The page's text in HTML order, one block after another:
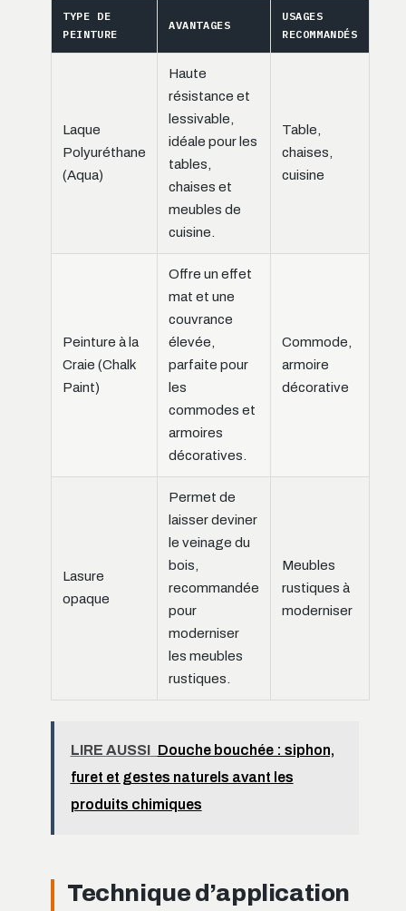
TYPE DE
PEINTURE
AVANTAGES
USAGES
RECOMMANDÉS
Laque
Polyuréthane
(Aqua)
Haute
résistance et
lessivable,
idéale pour les
tables,
chaises et
meubles de
cuisine.
Table,
chaises,
cuisine
Peinture à la
Craie (Chalk
Paint)
Offre un effet
mat et une
couvrance
élevée,
parfaite pour
les
commodes et
armoires
décoratives.
Commode,
armoire
décorative
Lasure
opaque
Permet de
laisser deviner
le veinage du
bois,
recommandée
pour
moderniser
les meubles
rustiques.
Meubles
rustiques à
moderniser
LIRE AUSSI Douche bouchée : siphon,
furet et gestes naturels avant les
produits chimiques
Technique d’application